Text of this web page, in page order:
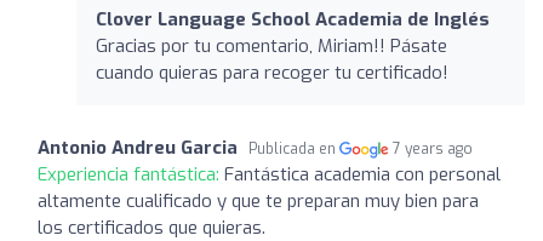
Clover Language School Academia de Inglés
Gracias por tu comentario, Miriam!! Pásate
cuando quieras para recoger tu certificado!
Antonio Andreu Garcia Publicada en 7 years ago
Experiencia fantástica: Fantástica academia con personal
altamente cualificado y que te preparan muy bien para
los certificados que quieras.